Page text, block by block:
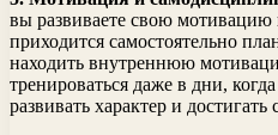
вы развиваете свою
приходится самостоятельно
находить внутреннюю
тренироваться даже в дни,
развивать характер и